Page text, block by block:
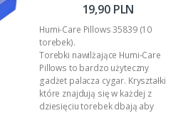
19,90 PLN
Humi-Care Pillows 35839 (10
torebek).
Torebki nawilżające Humi-Care
Pillows to bardzo użyteczny
gadżet palacza cygar. Kryształki
które znajdują się w każdej z
dziesięciu torebek dbają aby